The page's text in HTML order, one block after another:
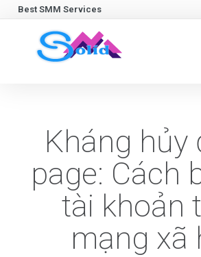
Best SMM Services
Kháng hủy
page: Cách
tài khoản
mạng xã